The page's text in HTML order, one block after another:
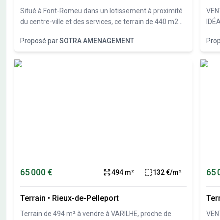
Situé à Font-Romeu dans un lotissement à proximité
du centre-ville et des services, ce terrain de 440 m2
dégagée sur les montagnes. Pour imaginer votre
future habitation, nous avons conçu un projet de
chalet que nous pouvons vous présenter. Bel
Proposé parSOTRA AMENAGEMENT
se
65 000 € 494 m² 132 €/m²
Terrain • Rieux-de-Pelleport
Terrain de 494 m² à vendre à VARILHE, proche de
65